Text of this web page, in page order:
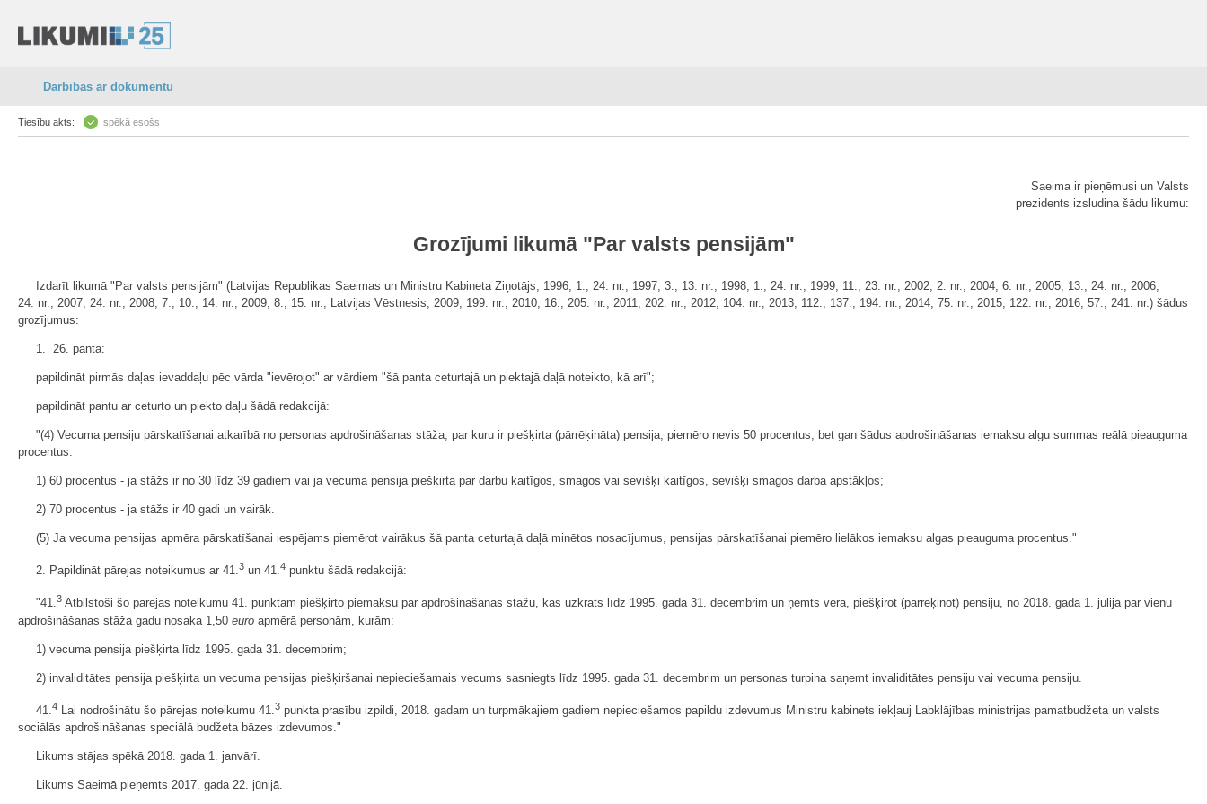
Darbības ar dokumentu
Tiesību akts: spēkā esošs
Saeima ir pieņēmusi un Valsts
prezidents izsludina šādu likumu:
Grozījumi likumā "Par valsts pensijām"
Izdarīt likumā "Par valsts pensijām" (Latvijas Republikas Saeimas un Ministru Kabineta Ziņotājs, 1996, 1., 24. nr.; 1997, 3., 13. nr.; 1998, 1., 24. nr.; 1999, 11., 23. nr.; 2002, 2. nr.; 2004, 6. nr.; 2005, 13., 24. nr.; 2006,
24. nr.; 2007, 24. nr.; 2008, 7., 10., 14. nr.; 2009, 8., 15. nr.; Latvijas Vēstnesis, 2009, 199. nr.; 2010, 16., 205. nr.; 2011, 202. nr.; 2012, 104. nr.; 2013, 112., 137., 194. nr.; 2014, 75. nr.; 2015, 122. nr.; 2016, 57., 241. nr.) šādus
grozījumus:
1. 26. pantā:
papildināt pirmās daļas ievaddaļu pēc vārda "ievērojot" ar vārdiem "šā panta ceturtajā un piektajā daļā noteikto, kā arī";
papildināt pantu ar ceturto un piekto daļu šādā redakcijā:
"(4) Vecuma pensiju pārskatīšanai atkarībā no personas apdrošināšanas stāža, par kuru ir piešķirta (pārrēķināta) pensija, piemēro nevis 50 procentus, bet gan šādus apdrošināšanas iemaksu algu summas reālā pieauguma
procentus:
1) 60 procentus - ja stāžs ir no 30 līdz 39 gadiem vai ja vecuma pensija piešķirta par darbu kaitīgos, smagos vai sevišķi kaitīgos, sevišķi smagos darba apstākļos;
2) 70 procentus - ja stāžs ir 40 gadi un vairāk.
(5) Ja vecuma pensijas apmēra pārskatīšanai iespējams piemērot vairākus šā panta ceturtajā daļā minētos nosacījumus, pensijas pārskatīšanai piemēro lielākos iemaksu algas pieauguma procentus."
2. Papildināt pārejas noteikumus ar 41.3 un 41.4 punktu šādā redakcijā:
"41.3 Atbilstoši šo pārejas noteikumu 41. punktam piešķirto piemaksu par apdrošināšanas stāžu, kas uzkrāts līdz 1995. gada 31. decembrim un ņemts vērā, piešķirot (pārrēķinot) pensiju, no 2018. gada 1. jūlija par vienu
apdrošināšanas stāža gadu nosaka 1,50 euro apmērā personām, kurām:
1) vecuma pensija piešķirta līdz 1995. gada 31. decembrim;
2) invaliditātes pensija piešķirta un vecuma pensijas piešķiršanai nepieciešamais vecums sasniegts līdz 1995. gada 31. decembrim un personas turpina saņemt invaliditātes pensiju vai vecuma pensiju.
41. 4 Lai nodrošinātu šo pārejas noteikumu 41. 3 punkta prasību izpildi, 2018. gadam un turpmākajiem gadiem nepieciešamos papildu izdevumus Ministru kabinets iekļauj Labklājības ministrijas pamatbudžeta un valsts
sociālās apdrošināšanas speciālā budžeta bāzes izdevumos."
Likums stājas spēkā 2018. gada 1. janvārī.
Likums Saeimā pieņemts 2017. gada 22. jūnijā.